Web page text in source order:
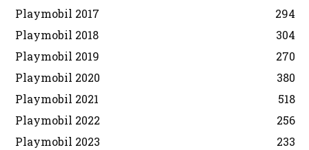
Playmobil 2017
294
Playmobil 2018
304
Playmobil 2019
270
Playmobil 2020
380
Playmobil 2021
518
Playmobil 2022
256
Playmobil 2023
233